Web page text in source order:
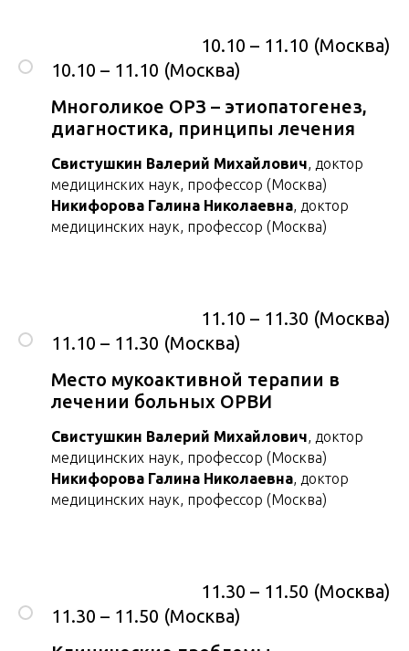
10.10 – 11.10 (Москва)
10.10 – 11.10 (Москва)
Многоликое ОРЗ – этиопатогенез,
диагностика, принципы лечения
Свистушкин Валерий Михайлович, доктор
медицинских наук, профессор (Москва)
Никифорова Галина Николаевна, доктор
медицинских наук, профессор (Москва)
11.10 – 11.30 (Москва)
11.10 – 11.30 (Москва)
Место мукоактивной терапии в
лечении больных ОРВИ
Свистушкин Валерий Михайлович, доктор
медицинских наук, профессор (Москва)
Никифорова Галина Николаевна, доктор
медицинских наук, профессор (Москва)
11.30 – 11.50 (Москва)
11.30 – 11.50 (Москва)